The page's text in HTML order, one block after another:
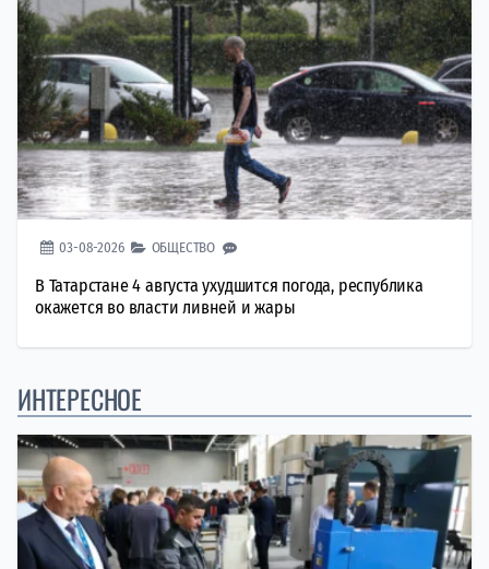
03-08-2026 ОБЩЕСТВО
В Татарстане 4 августа ухудшится погода, республика
окажется во власти ливней и жары
ИНТЕРЕСНОЕ